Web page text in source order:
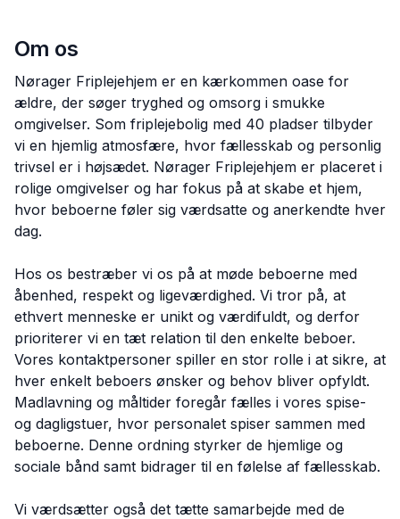
Om os
Nørager Friplejehjem er en kærkommen oase for
ældre, der søger tryghed og omsorg i smukke
omgivelser. Som friplejebolig med 40 pladser tilbyder
vi en hjemlig atmosfære, hvor fællesskab og personlig
trivsel er i højsædet. Nørager Friplejehjem er placeret i
rolige omgivelser og har fokus på at skabe et hjem,
hvor beboerne føler sig værdsatte og anerkendte hver
dag.
Hos os bestræber vi os på at møde beboerne med
åbenhed, respekt og ligeværdighed. Vi tror på, at
ethvert menneske er unikt og værdifuldt, og derfor
prioriterer vi en tæt relation til den enkelte beboer.
Vores kontaktpersoner spiller en stor rolle i at sikre, at
hver enkelt beboers ønsker og behov bliver opfyldt.
Madlavning og måltider foregår fælles i vores spise-
og dagligstuer, hvor personalet spiser sammen med
beboerne. Denne ordning styrker de hjemlige og
sociale bånd samt bidrager til en følelse af fællesskab.
Vi værdsætter også det tætte samarbejde med de